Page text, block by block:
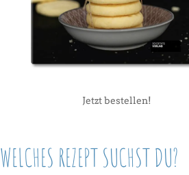
Jetzt bestellen!
WELCHES REZEPT SUCHST DU?